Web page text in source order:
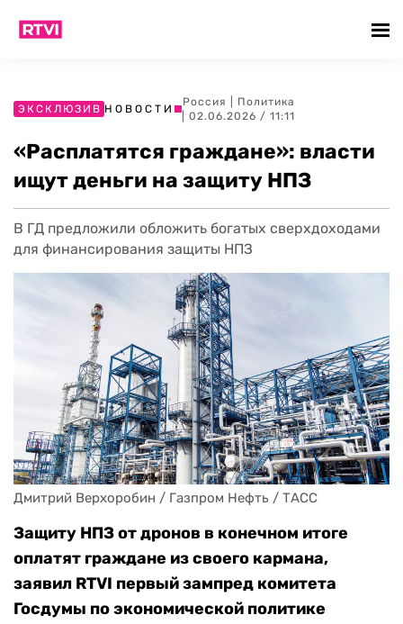
ЭКСКЛЮЗИВ НОВОСТИ
Россия
Политика
| 02.06.2026 / 11:11
«Расплатятся граждане»: власти
ищут деньги на защиту НПЗ
В ГД предложили обложить богатых сверхдоходами
для финансирования защиты НПЗ
Дмитрий Верхоробин / Газпром Нефть / ТАСС
Защиту НПЗ от дронов в конечном итоге
оплатят граждане из своего кармана,
заявил RTVI первый зампред комитета
Госдумы по экономической политике